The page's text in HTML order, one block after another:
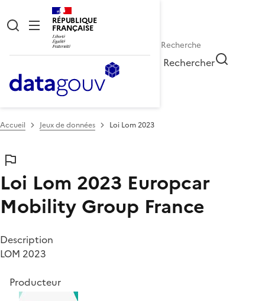
RÉPUBLIQUE
FRANÇAISE
Rechercher
Accueil Jeux de données Loi Lom 2023
Loi Lom 2023 Europcar
Mobility Group France
Description
LOM 2023
Producteur